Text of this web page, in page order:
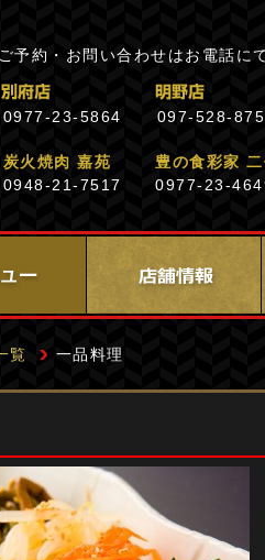
ご予約・お問い合わせはお電話に
0977-23-5864 097-528-
炭火焼肉 嘉苑
0948-21-7517
豊の食彩家
0977-23-
覧 一品料理